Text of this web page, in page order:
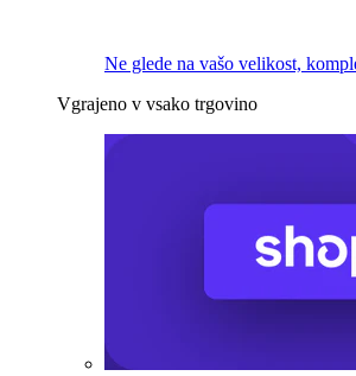
Ne glede na vašo velikost,
Vgrajeno v vsako trgovino